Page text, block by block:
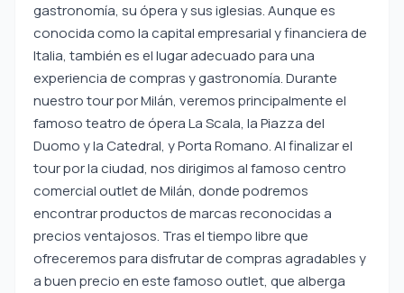
gastronomía, su ópera y sus iglesias. Aunque es
conocida como la capital empresarial y financiera de
Italia, también es el lugar adecuado para una
experiencia de compras y gastronomía. Durante
nuestro tour por Milán, veremos principalmente el
famoso teatro de ópera La Scala, la Piazza del
Duomo y la Catedral, y Porta Romano. Al finalizar el
tour por la ciudad, nos dirigimos al famoso centro
comercial outlet de Milán, donde podremos
encontrar productos de marcas reconocidas a
precios ventajosos. Tras el tiempo libre que
ofreceremos para disfrutar de compras agradables y
a buen precio en este famoso outlet, que alberga